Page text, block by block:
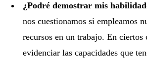
¿Podré demostrar mis
nos cuestionamos si empleamos
recursos en un trabajo. En ciertos
evidenciar las capacidades que